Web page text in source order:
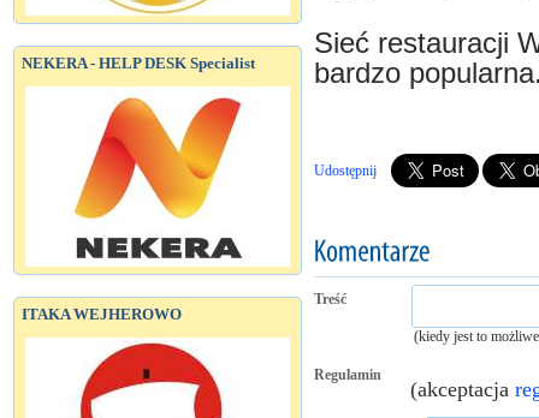
NEKERA - HELP DESK Specialist
ITAKA WEJHEROWO
Sieć restauracji
bardzo
Udostępnij
Treść
(kiedy jest to
Regulamin
(akceptacja